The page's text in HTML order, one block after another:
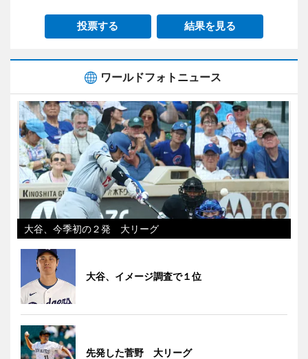
投票する 結果を見る
ワールドフォトニュース
大谷、今季初の２発 大リーグ
大谷、イメージ調査で１位
先発した菅野 大リーグ